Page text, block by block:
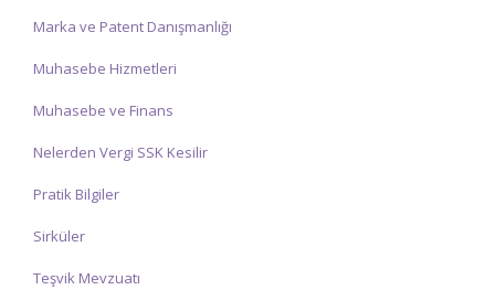
Marka ve Patent Danışmanlığı
Muhasebe Hizmetleri
Muhasebe ve Finans
Nelerden Vergi SSK Kesilir
Pratik Bilgiler
Sirküler
Teşvik Mevzuatı